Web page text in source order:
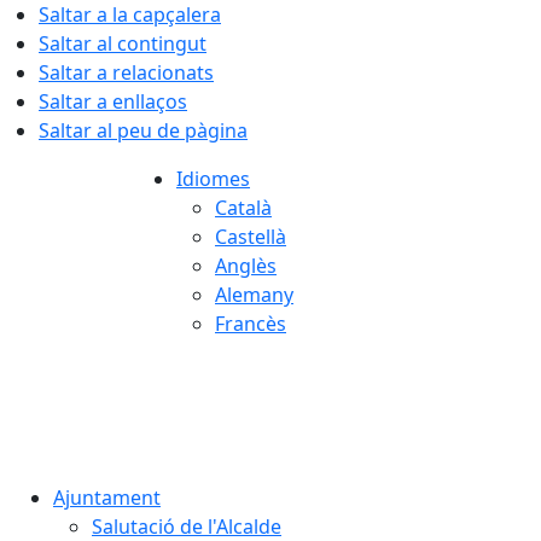
Saltar a la capçalera
Saltar al contingut
Saltar a relacionats
Saltar a enllaços
Saltar al peu de pàgina
Idiomes
Català
Castellà
Anglès
Alemany
Francès
Ajuntament
Salutació de l'Alcalde